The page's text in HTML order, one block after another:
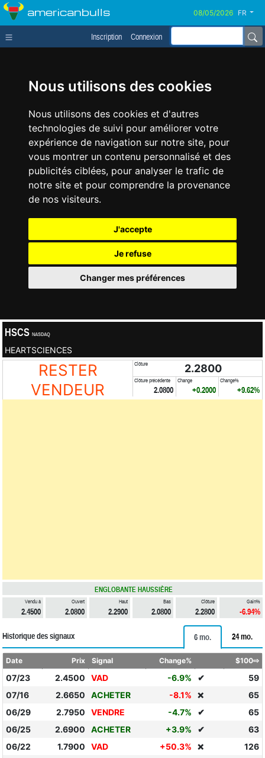
Nous utilisons des cookies
Nous utilisons des cookies et d'autres
technologies de suivi pour améliorer votre
expérience de navigation sur notre site, pour
vous montrer un contenu personnalisé et des
publicités ciblées, pour analyser le trafic de
notre site et pour comprendre la provenance
de nos visiteurs.
J'accepte
Je refuse
Changer mes préférences
americanbulls FR
Inscription Connexion
HSCS NASDAQ
HEARTSCIENCES
RESTER
VENDEUR
Clôture 2.2800
Clôture précédente
2.0800
Change
+0.2000
Change%
+9.62%
ENGLOBANTE HAUSSIÈRE
Vendu à
2.4500
Ouvert
2.0800
Haut
2.2900
Bas
2.0800
Clôture
2.2800
Gain%
-6.94%
Historique des signaux 6 mo. 24 mo.
Date Prix Signal Change% $100⇨
07/23 2.4500 VAD -6.9% ✔
59
07/16
2.6650 ACHETER -8.1% ❌
65
06/29
2.7950 VENDRE -4.7% ✔
65
06/25
2.6900 ACHETER +3.9% ✔
63
06/22
1.7900 VAD +50.3% ❌
126